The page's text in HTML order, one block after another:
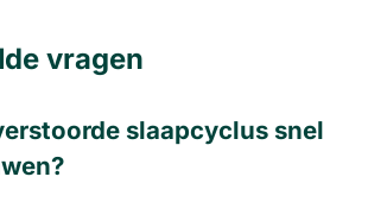
vragen
slaapcyclus snel